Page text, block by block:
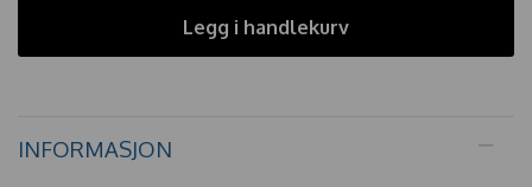
Legg i handlekurv
INFORMASJON